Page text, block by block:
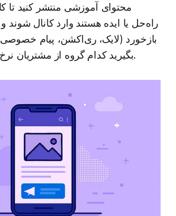
راه‌حل یا ایده هستند وارد کانال شوند و
بازخورد (لایک، ری‌اکشن، پیام خصوصی
بگیرید کدام گروه از مشتریان نرخ تبدیل بهتری دارند.